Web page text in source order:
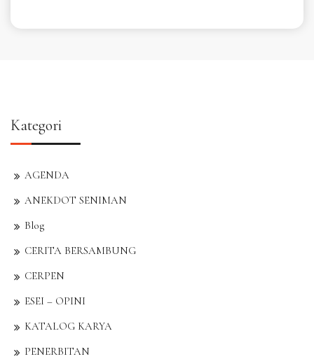
Kategori
AGENDA
ANEKDOT SENIMAN
Blog
CERITA BERSAMBUNG
CERPEN
ESEI – OPINI
KATALOG KARYA
PENERBITAN